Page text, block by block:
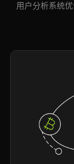
用户分析系统